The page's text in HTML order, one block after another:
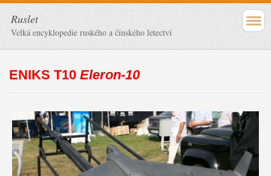
Ruslet
Velká encyklopedie ruského a čínského letectví
ENIKS T10 Eleron-10